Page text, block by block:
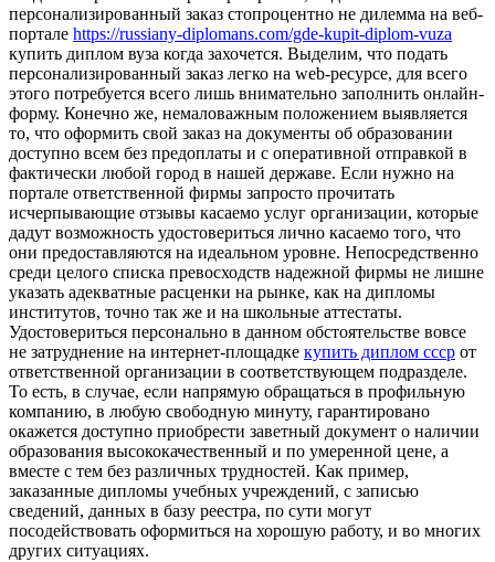
персонализированный заказ стопроцентно не дилемма на веб-
портале https://russiany-diplomans.com/gde-kupit-diplom-vuza
купить диплом вуза когда захочется. Выделим, что подать
персонализированный заказ легко на web-ресурсе, для всего
этого потребуется всего лишь внимательно заполнить онлайн-
форму. Конечно же, немаловажным положением выявляется
то, что оформить свой заказ на документы об образовании
доступно всем без предоплаты и с оперативной отправкой в
фактически любой город в нашей державе. Если нужно на
портале ответственной фирмы запросто прочитать
исчерпывающие отзывы касаемо услуг организации, которые
дадут возможность удостовериться лично касаемо того, что
они предоставляются на идеальном уровне. Непосредственно
среди целого списка превосходств надежной фирмы не лишне
указать адекватные расценки на рынке, как на дипломы
институтов, точно так же и на школьные аттестаты.
Удостовериться персонально в данном обстоятельстве вовсе
не затруднение на интернет-площадке купить диплом ссср от
ответственной организации в соответствующем подразделе.
То есть, в случае, если напрямую обращаться в профильную
компанию, в любую свободную минуту, гарантировано
окажется доступно приобрести заветный документ о наличии
образования высококачественный и по умеренной цене, а
вместе с тем без различных трудностей. Как пример,
заказанные дипломы учебных учреждений, с записью
сведений, данных в базу реестра, по сути могут
посодействовать оформиться на хорошую работу, и во многих
других ситуациях.